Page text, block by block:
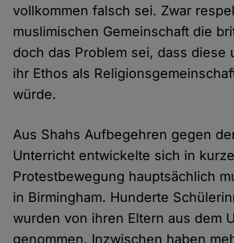
vollkommen falsch sei. Zwar
muslimischen Gemeinschaft die
doch das Problem sei, dass diese
ihr Ethos als
würde.
Aus Shahs Aufbegehren gegen
Unterricht entwickelte sich in
Protestbewegung hauptsächlich
in Birmingham. Hunderte
wurden von ihren Eltern aus dem
genommen. Inzwischen haben